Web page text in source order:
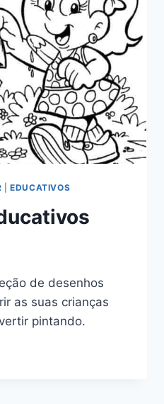
|EDUCATIVOS
de desenhos
as suas crianças
pintando.